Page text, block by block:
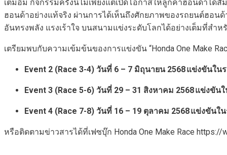
เต็มอิ่ม กิจกรรมครั้งนี้ไม่เพียงแต่เปิดโอกาสให้ลูกค้าฮอนด้าไ
ฮอนด้าอย่างแท้จริง ผ่านการได้เห็นถึงศักยภาพของรถยนต์ฮอ
อันทรงพลัง แรงเร้าใจ บนสนามแข่งระดับโลกได้อย่างเต็มที่ส
เตรียมพบกับความเข้มข้นของการแข่งขัน “Honda One Make
Event 2 (Race 3-4) วันที่ 6 – 7 มิถุนายน 2568แข่งขันใน
Event 3 (Race 5-6) วันที่ 29 – 31 สิงหาคม 2568แข่งขันใ
Event 4 (Race 7-8) วันที่ 16 – 19 ตุลาคม 2568แข่งขันใน
หรือติดตามข่าวสารได้ที่เฟซบุ๊ก Honda One Make Race https://